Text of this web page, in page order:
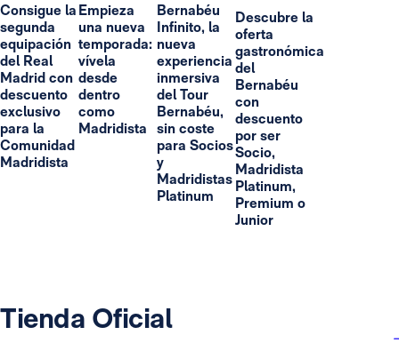
Consigue la
segunda
equipación
del Real
Madrid con
descuento
exclusivo
para la
Comunidad
Madridista
Empieza
una nueva
temporada:
vívela
desde
dentro
como
Madridista
Bernabéu
Infinito, la
nueva
experiencia
inmersiva
del Tour
Bernabéu,
sin coste
para Socios
y
Madridistas
Platinum
Descubre la
oferta
gastronómica
del
Bernabéu
con
descuento
por ser
Socio,
Madridista
Platinum,
Premium o
Junior
Tienda Oficial